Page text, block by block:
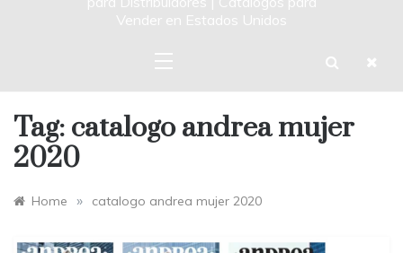
Vender en Estados Unidos
Tag: catalogo andrea mujer
2020
Home » catalogo andrea mujer 2020